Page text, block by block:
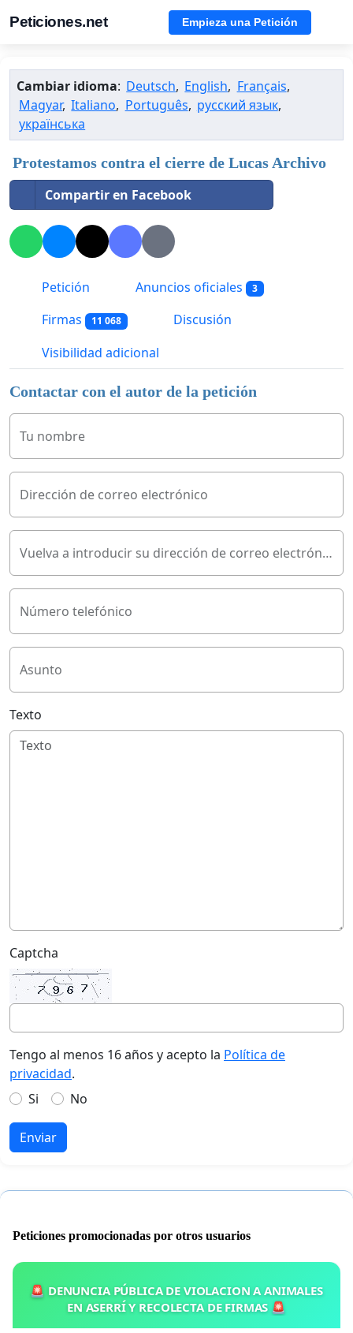
Peticiones.net Empieza una Petición
Cambiar idioma: Deutsch, English, Français,
Magyar, Italiano, Português, русский язык,
українська
Protestamos contra el cierre de Lucas Archivo
Compartir en Facebook
Petición Anuncios oficiales 3
Firmas 11 068
Discusión
Visibilidad adicional
Contactar con el autor de la petición
Tu nombre
Dirección de correo electrónico
Vuelva a introducir su dirección de correo electrónico
Número telefónico
Asunto
Texto
Captcha
Tengo al menos 16 años y acepto la Política de
privacidad.
Si
No
Enviar
Peticiones promocionadas por otros usuarios
🚨 DENUNCIA PÚBLICA DE VIOLACION A ANIMALES
EN ASERRÍ Y RECOLECTA DE FIRMAS 🚨